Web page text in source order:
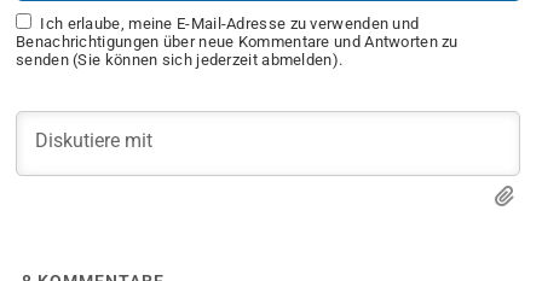
Ich erlaube, meine E-Mail-Adresse zu verwenden und
Benachrichtigungen über neue Kommentare und Antworten zu
senden (Sie können sich jederzeit abmelden).